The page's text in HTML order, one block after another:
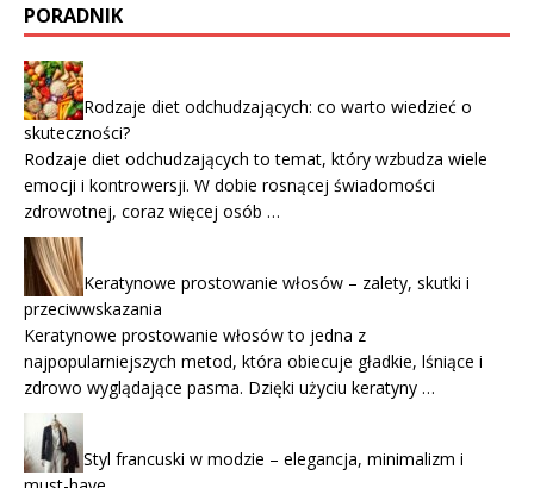
PORADNIK
Rodzaje diet odchudzających: co warto wiedzieć o
skuteczności?
Rodzaje diet odchudzających to temat, który wzbudza wiele
emocji i kontrowersji. W dobie rosnącej świadomości
zdrowotnej, coraz więcej osób …
Keratynowe prostowanie włosów – zalety, skutki i
przeciwwskazania
Keratynowe prostowanie włosów to jedna z
najpopularniejszych metod, która obiecuje gładkie, lśniące i
zdrowo wyglądające pasma. Dzięki użyciu keratyny …
Styl francuski w modzie – elegancja, minimalizm i